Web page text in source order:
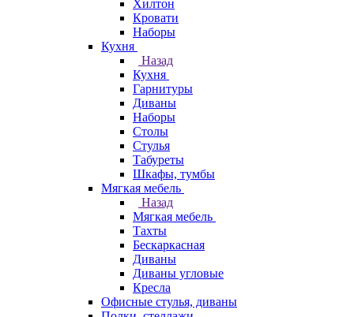
Хилтон
Кровати
Наборы
Кухня
Назад
Кухня
Гарнитуры
Диваны
Наборы
Столы
Стулья
Табуреты
Шкафы, тумбы
Мягкая мебель
Назад
Мягкая мебель
Тахты
Бескаркасная
Диваны
Диваны угловые
Кресла
Офисные стулья, диваны